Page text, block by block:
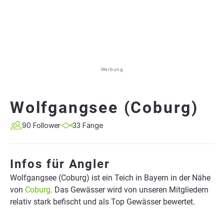
Werbung
Wolfgangsee (Coburg)
90 Follower 33 Fänge
Infos für Angler
Wolfgangsee (Coburg) ist ein Teich in Bayern in der Nähe
von Coburg. Das Gewässer wird von unseren Mitgliedern
relativ stark befischt und als Top Gewässer bewertet.